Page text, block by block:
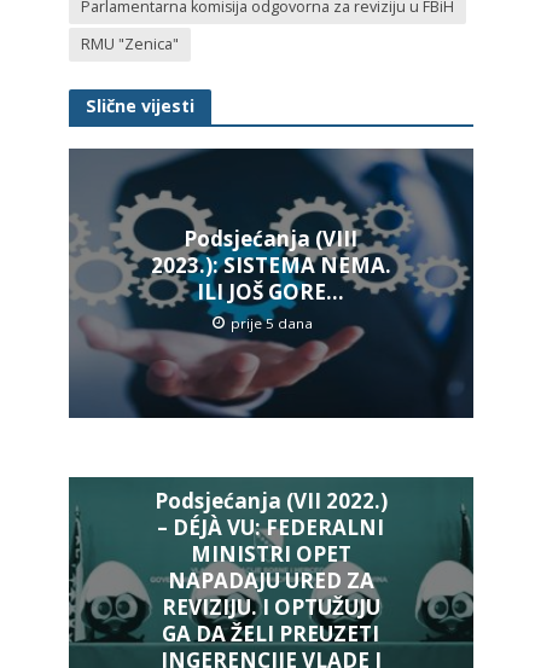
Parlamentarna komisija odgovorna za reviziju u FBiH
RMU "Zenica"
Slične vijesti
Podsjećanja (VIII
2023.): SISTEMA NEMA.
ILI JOŠ GORE…
prije 5 dana
Podsjećanja (VII 2022.)
– DÉJÀ VU: FEDERALNI
MINISTRI OPET
NAPADAJU URED ZA
REVIZIJU. I OPTUŽUJU
GA DA ŽELI PREUZETI
INGERENCIJE VLADE I